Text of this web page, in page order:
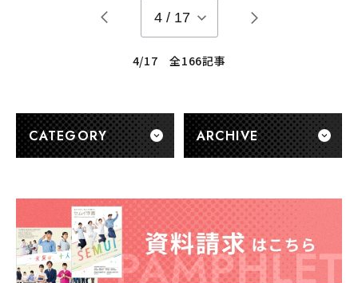
4 / 17
4/17 全166記事
CATEGORY ARCHIVE